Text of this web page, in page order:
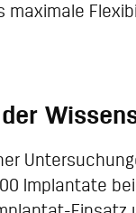
Implantate